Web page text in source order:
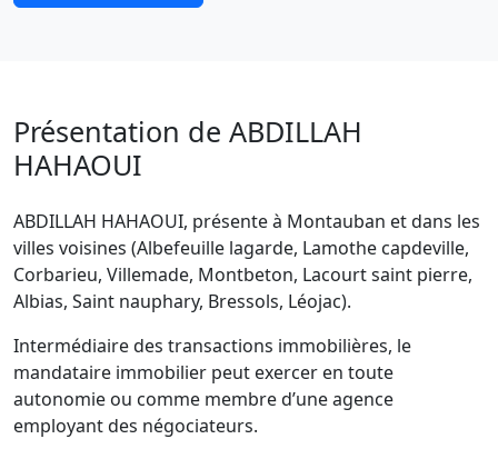
Présentation de ABDILLAH
HAHAOUI
ABDILLAH HAHAOUI, présente à Montauban et dans les
villes voisines (Albefeuille lagarde, Lamothe capdeville,
Corbarieu, Villemade, Montbeton, Lacourt saint pierre,
Albias, Saint nauphary, Bressols, Léojac).
Intermédiaire des transactions immobilières, le
mandataire immobilier peut exercer en toute
autonomie ou comme membre d’une agence
employant des négociateurs.